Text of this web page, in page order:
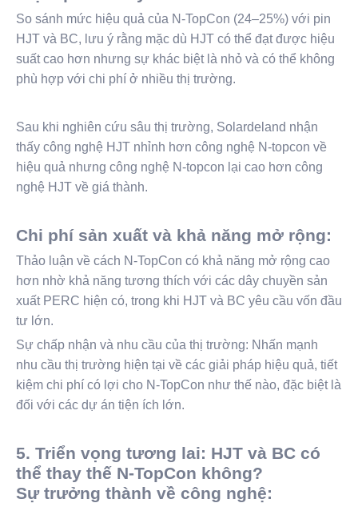
So sánh mức hiệu quả của N-TopCon (24–25%) với pin
HJT và BC, lưu ý rằng mặc dù HJT có thể đạt được hiệu
suất cao hơn nhưng sự khác biệt là nhỏ và có thể không
phù hợp với chi phí ở nhiều thị trường.
Sau khi nghiên cứu sâu thị trường, Solardeland nhận
thấy công nghệ HJT nhỉnh hơn công nghệ N-topcon về
hiệu quả nhưng công nghệ N-topcon lại cao hơn công
nghệ HJT về giá thành.
Chi phí sản xuất và khả năng mở rộng:
Thảo luận về cách N-TopCon có khả năng mở rộng cao
hơn nhờ khả năng tương thích với các dây chuyền sản
xuất PERC hiện có, trong khi HJT và BC yêu cầu vốn đầu
tư lớn.
Sự chấp nhận và nhu cầu của thị trường: Nhấn mạnh
nhu cầu thị trường hiện tại về các giải pháp hiệu quả, tiết
kiệm chi phí có lợi cho N-TopCon như thế nào, đặc biệt là
đối với các dự án tiện ích lớn.
5. Triển vọng tương lai: HJT và BC có
thể thay thế N-TopCon không?
Sự trưởng thành về công nghệ: